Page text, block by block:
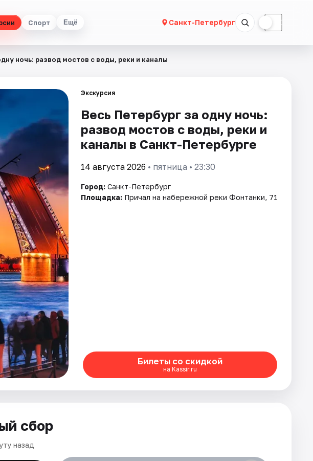
Спорт Ещё Санкт-Петербург ☾
ночь: развод мостов с воды, реки и каналы
Экскурсия
Весь Петербург за одну ночь:
развод мостов с воды, реки и
каналы в Санкт-Петербурге
14 августа 2026 • пятница • 23:30
Город: Санкт-Петербург
Площадка: Причал на набережной реки Фонтанки, 71
Билеты со скидкой
на Kassir.ru
сбор
назад